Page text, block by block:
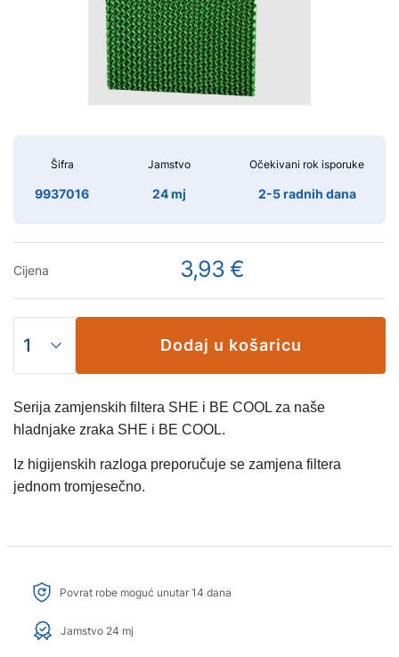
Serija zamjenskih filtera SHE i BE COOL za naše
hladnjake zraka SHE i BE COOL.
Iz higijenskih razloga preporučuje se zamjena filtera
jednom tromjesečno.
Šifra
9937016
Jamstvo
24 mj
Očekivani rok isporuke
2-5 radnih dana
Cijena 3,93 €
Dodaj u košaricu
Povrat robe moguć unutar 14 dana
Jamstvo 24 mj